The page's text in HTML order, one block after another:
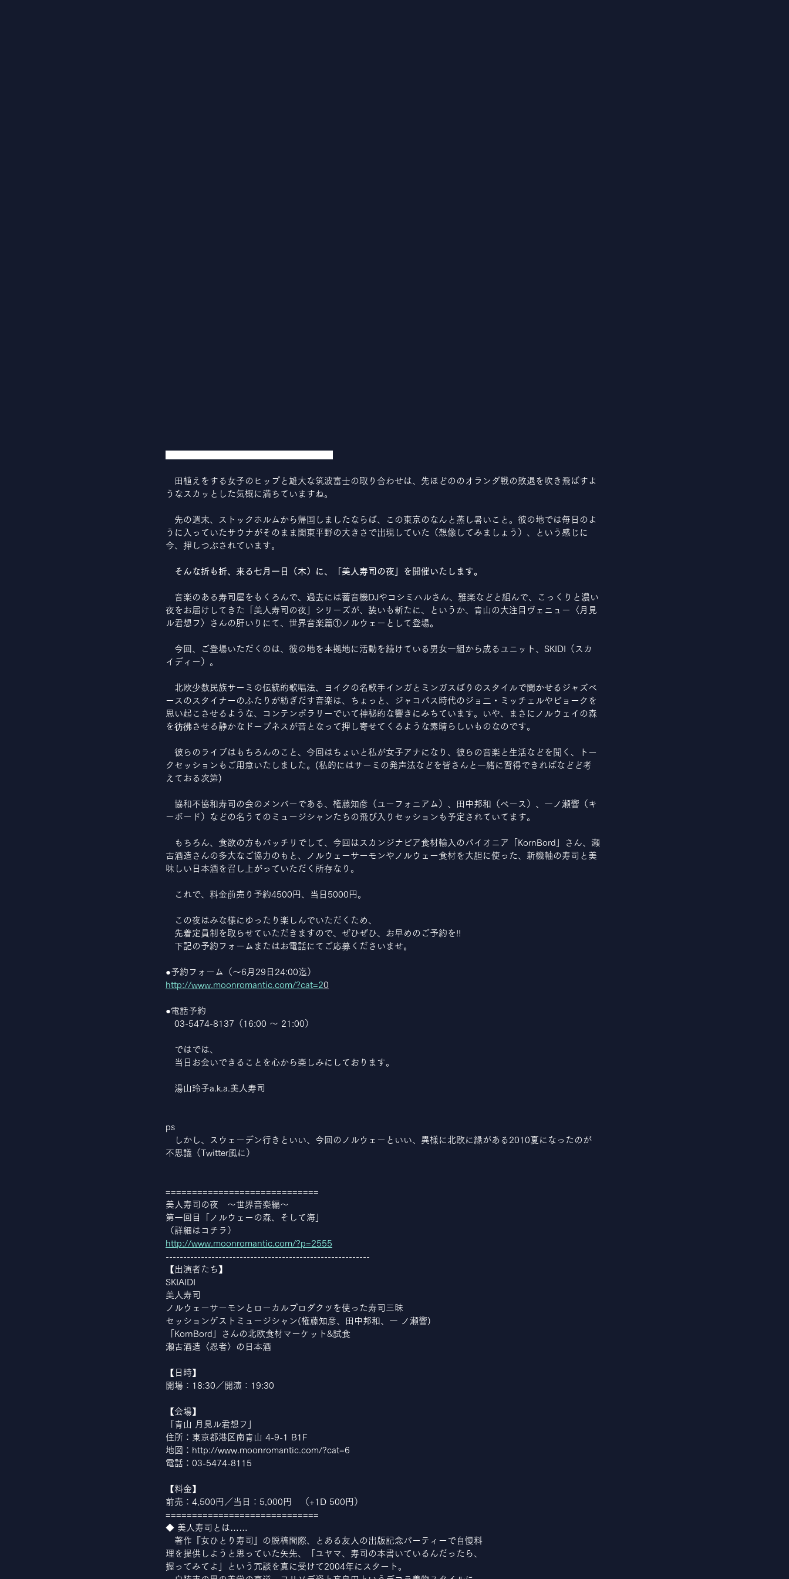
田植えをする女子のヒップと雄大な筑波富士の取り合わせは、先ほどののオランダ戦の敗退を吹き飛ばすよ
うなスカッとした気概に満ちていますね。
先の週末、ストックホルムから帰国しましたならば、この東京のなんと蒸し暑いこと。彼の地では毎日のよ
うに入っていたサウナがそのまま関東平野の大きさで出現していた（想像してみましょう）、という感じに
今、押しつぶされています。
そんな折も折、来る七月一日（木）に、「美人寿司の夜」を開催いたします。
音楽のある寿司屋をもくろんで、過去には蓄音機DJやコシミハルさん、雅楽などと組んで、こっくりと濃い
夜をお届けしてきた「美人寿司の夜」シリーズが、装いも新たに、というか、青山の大注目ヴェニュー〈月見
ル君想フ〉さんの肝いりにて、世界音楽篇①ノルウェーとして登場。
今回、ご登場いただくのは、彼の地を本拠地に活動を続けている男女一組から成るユニット、SKIDI（スカ
イディー）。
北欧少数民族サーミの伝統的歌唱法、ヨイクの名歌手インガとミンガスばりのスタイルで聞かせるジャズベ
ースのスタイナーのふたりが紡ぎだす音楽は、ちょっと、ジャコパス時代のジョ二・ミッチェルやビョークを
思い起こさせるような、コンテンポラリーでいて神秘的な響きにみちています。いや、まさにノルウェイの森
を彷彿させる静かなドープネスが音となって押し寄せてくるような素晴らしいものなのです。
彼らのライブはもちろんのこと、今回はちょいと私が女子アナになり、彼らの音楽と生活などを聞く、トー
クセッションもご用意いたしました。(私的にはサーミの発声法などを皆さんと一緒に習得できればなどど考
えておる次第)
協和不協和寿司の会のメンバーである、権藤知彦（ユーフォニアム）、田中邦和（ベース）、一ノ瀬響（キ
ーボード）などの名うてのミュージシャンたちの飛び入りセッションも予定されていてます。
もちろん、食欲の方もバッチリでして、今回はスカンジナビア食材輸入のパイオニア「KornBord」さん、瀬
古酒造さんの多大なご協力のもと、ノルウェーサーモンやノルウェー食材を大胆に使った、新機軸の寿司と美
味しい日本酒を召し上がっていただく所存なり。
これで、料金前売り予約4500円、当日5000円。
この夜はみな様にゆったり楽しんでいただくため、
先着定員制を取らせていただきますので、ぜひぜひ、お早めのご予約を!!
下記の予約フォームまたはお電話にてご応募くださいませ。
●予約フォーム（～6月29日24:00迄）
http://www.moonromantic.com/?cat=20
●電話予約
03-5474-8137（16:00 ～ 21:00）
ではでは、
当日お会いできることを心から楽しみにしております。
湯山玲子a.k.a.美人寿司
ps
しかし、スウェーデン行きといい、今回のノルウェーといい、異様に北欧に縁がある2010夏になったのが
不思議（Twitter風に）
=============================
美人寿司の夜　～世界音楽編～
第一回目「ノルウェーの森、そして海」
（詳細はコチラ）
http://www.moonromantic.com/?p=2555
----------------------------------------------------------
【出演者たち】
SKIAIDI
美人寿司
ノルウェーサーモンとローカルプロダクツを使った寿司三昧
セッションゲストミュージシャン(権藤知彦、田中邦和、一 ノ瀬響)
「KornBord」さんの北欧食材マーケット&試食
瀬古酒造〈忍者〉の日本酒
【日時】
開場：18:30／開演：19:30
【会場】
「青山 月見ル君想フ」
住所：東京都港区南青山 4-9-1 B1F
地図：http://www.moonromantic.com/?cat=6
電話：03-5474-8115
【料金】
前売：4,500円／当日：5,000円　（+1D 500円）
=============================
◆ 美人寿司とは……
著作『女ひとり寿司』の脱稿間際、とある友人の出版記念パーティーで自慢料
理を提供しようと思っていた矢先、「ユヤマ、寿司の本書いているんだったら、
握ってみてよ」という冗談を真に受けて2004年にスタート。